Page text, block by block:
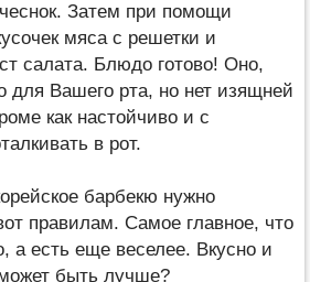
Затем при помощи
мяса с решетки и
салата. Блюдо готово! Оно,
для Вашего рта, но нет изящней
как настойчиво и с
в рот.
барбекю нужно
правилам. Самое главное, что
а есть еще веселее. Вкусно и
быть лучше?